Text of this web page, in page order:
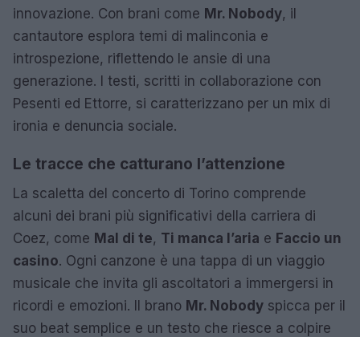
innovazione. Con brani come Mr. Nobody, il
cantautore esplora temi di malinconia e
introspezione, riflettendo le ansie di una
generazione. I testi, scritti in collaborazione con
Pesenti ed Ettorre, si caratterizzano per un mix di
ironia e denuncia sociale.
Le tracce che catturano l’attenzione
La scaletta del concerto di Torino comprende
alcuni dei brani più significativi della carriera di
Coez, come Mal di te, Ti manca l’aria e Faccio un
casino. Ogni canzone è una tappa di un viaggio
musicale che invita gli ascoltatori a immergersi in
ricordi e emozioni. Il brano Mr. Nobody spicca per il
suo beat semplice e un testo che riesce a colpire